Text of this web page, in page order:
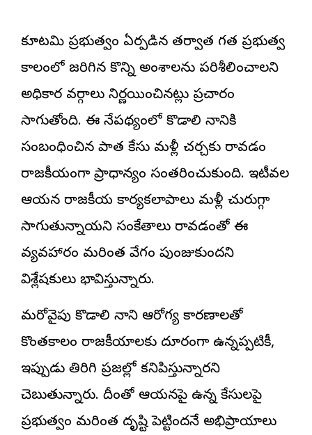
కూటమి ప్రభుత్వం ఏర్పడిన తర్వాత గత ప్రభుత్వ
కాలంలో జరిగిన కొన్ని అంశాలను పరిశీలించాలని
అధికార వర్గాలు నిర్ణయించినట్లు ప్రచారం
సాగుతోంది. ఈ నేపథ్యంలో కొడాలి నానికి
సంబంధించిన పాత కేసు మళ్లీ చర్చకు రావడం
రాజకీయంగా ప్రాధాన్యం సంతరించుకుంది. ఇటీవల
ఆయన రాజకీయ కార్యకలాపాలు మళ్లీ చురుగ్గా
సాగుతున్నాయని సంకేతాలు రావడంతో ఈ
వ్యవహారం మరింత వేగం పుంజుకుందని
విశ్లేషకులు భావిస్తున్నారు.
మరోవైపు కొడాలి నాని ఆరోగ్య కారణాలతో
కొంతకాలం రాజకీయాలకు దూరంగా ఉన్నప్పటికీ,
ఇప్పుడు తిరిగి ప్రజల్లో కనిపిస్తున్నారని
చెబుతున్నారు. దీంతో ఆయనపై ఉన్న కేసులపై
ప్రభుత్వం మరింత దృష్టి పెట్టిందనే అభిప్రాయాలు